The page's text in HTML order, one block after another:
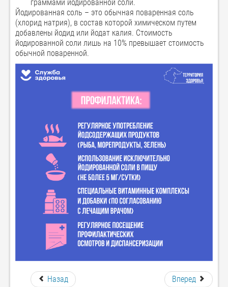
граммами йодированной соли.
Йодированная соль – это обычная поваренная соль
(хлорид натрия), в состав которой химическом путем
добавлены йодид или йодат калия. Стоимость
йодированной соли лишь на 10% превышает стоимость
обычной поваренной.
Назад Вперед